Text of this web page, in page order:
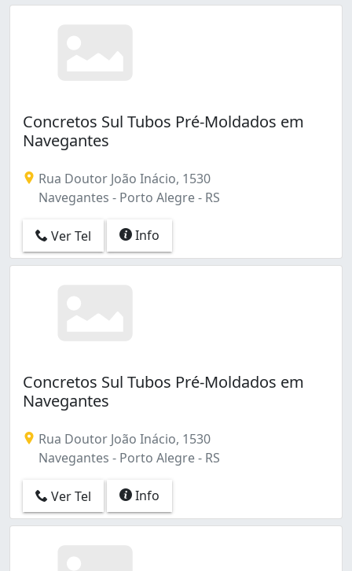
Concretos Sul Tubos Pré-Moldados em
Navegantes
Rua Doutor João Inácio, 1530
Navegantes - Porto Alegre - RS
Ver Tel Info
Concretos Sul Tubos Pré-Moldados em
Navegantes
Rua Doutor João Inácio, 1530
Navegantes - Porto Alegre - RS
Ver Tel Info